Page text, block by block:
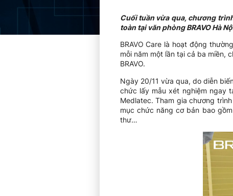
Cuối tuần vừa qua, chương
toàn tại văn phòng BRAVO Hà
BRAVO Care là hoạt động
mỗi năm một lần tại cả ba miền,
BRAVO.
Ngày 20/11 vừa qua, do diễn
chức lấy mẫu xét nghiệm ngay
Medlatec. Tham gia chương
mục chức năng cơ bản bao
thư…